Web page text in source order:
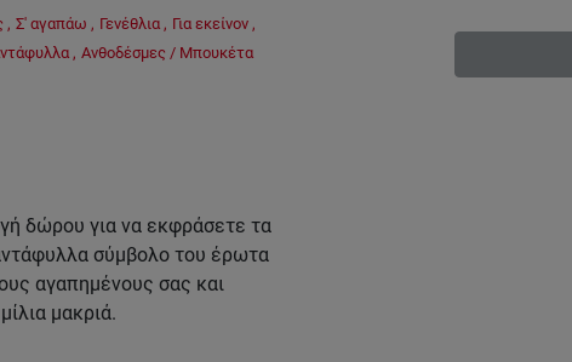
, Σ' αγαπάω , Γενέθλια , Για εκείνον ,
, Ανθοδέσμες / Μπουκέτα
δώρου για να εκφράσετε τα
σύμβολο του έρωτα
αγαπημένους σας και
μακριά.